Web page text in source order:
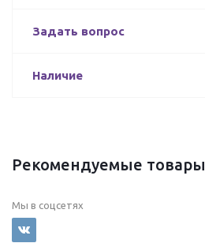
Задать вопрос
Наличие
Рекомендуемые товары
Мы в соцсетях